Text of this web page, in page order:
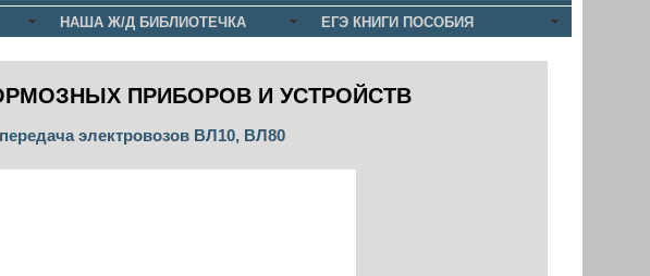
НАША Ж/Д БИБЛИОТЕЧКА ЕГЭ КНИГИ ПОСОБИЯ
ПРИБОРОВ И УСТРОЙСТВ
электровозов ВЛ10, ВЛ80